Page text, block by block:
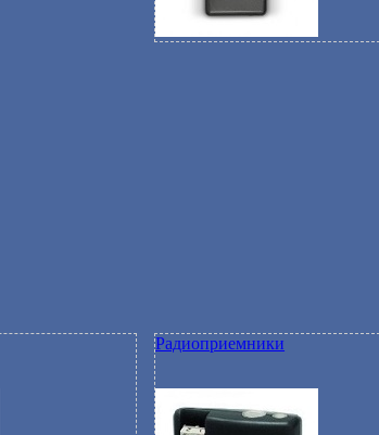
Радиоприемники